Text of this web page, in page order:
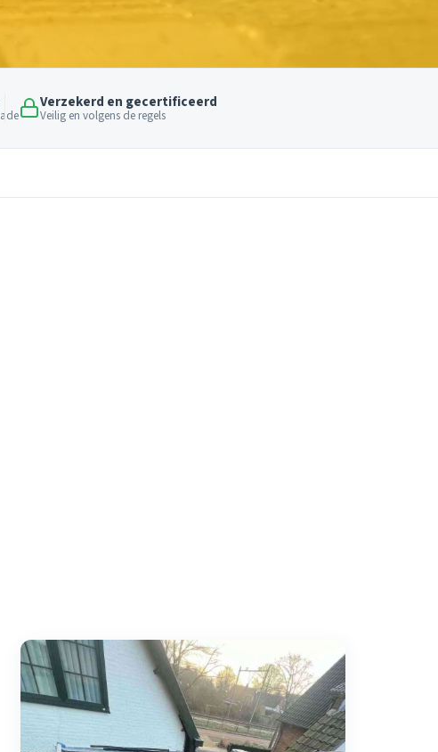
Verzekerd en gecertificeerd
Veilig en volgens de regels